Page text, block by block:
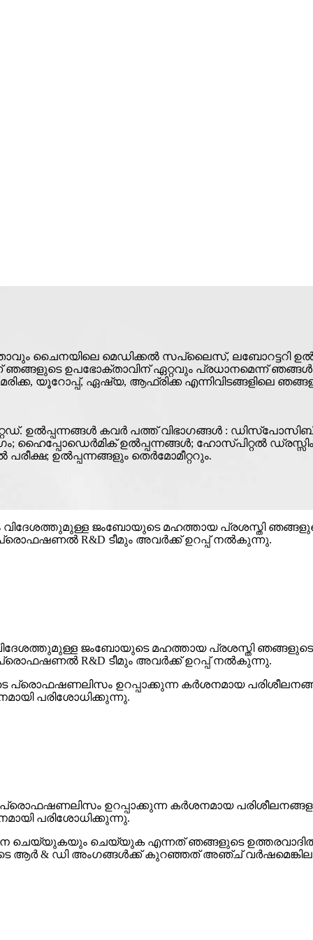
നിർമ്മാതാവും ചൈനയിലെ മെഡിക്കൽ സപ്ലൈസ്,
ഞങ്ങളുടെ ഉപഭോക്താവിന് ഏറ്റവും പ്രധാനമെന്ന്
യൂറോപ്പ്, ഏഷ്യ, ആഫ്രിക്ക എന്നിവിടങ്ങളിലെ
ഉൽപ്പന്നങ്ങൾ കവർ പത്ത് വിഭാഗങ്ങൾ :
ഉൽപ്പന്നങ്ങൾ; ഹോസ്പിറ്റൽ
ഉൽപ്പന്നങ്ങളും തെർമോമീറ്ററും.
ജംബോയുടെ മഹത്തായ പ്രശസ്തി ഞങ്ങളുടെ
R&D ടീമും അവർക്ക് ഉറപ്പ് നൽകുന്നു.
ഉറപ്പാക്കുന്ന കർശനമായ പരിശീലനങ്ങളും
പരിശോധിക്കുന്നു.